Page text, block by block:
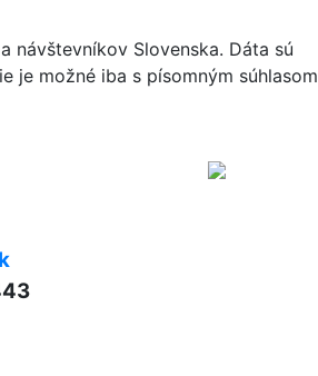
návštevníkov Slovenska. Dáta sú
je možné iba s písomným súhlasom